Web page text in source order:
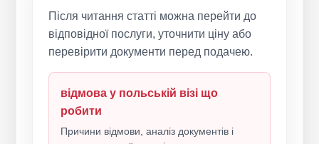
Після читання статті можна перейти до
відповідної послуги, уточнити ціну або
перевірити документи перед подачею.
відмова у польській візі що
робити
Причини відмови, аналіз документів і